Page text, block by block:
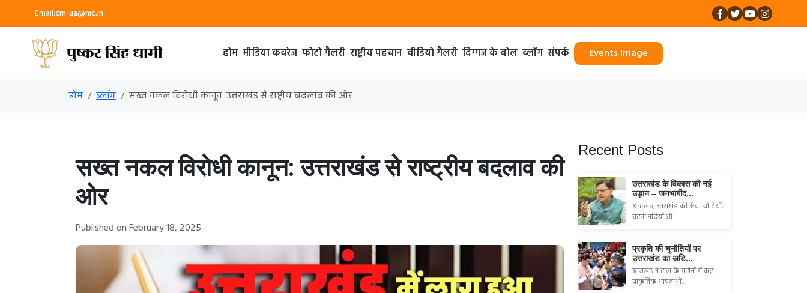
Email:cm-ua@nic.in
होम मीडिया कवरेज फोटो गैलरी राष्ट्रीय पहचान वीडियो गैलरी दिग्गज के बोल ब्लॉग संपर्क Events Image
होम ब्लॉग सख्त नकल विरोधी कानून: उत्तराखंड से राष्ट्रीय बदलाव की ओर
सख्त नकल विरोधी कानून: उत्तराखंड से राष्ट्रीय बदलाव की
ओर
Published on February 18, 2025
Recent Posts
उत्तराखंड के विकास की नई
उड़ान – जनभागीद...
&nbsp; उत्तराखंड की ऊँची चोटियाँ,
बहती नदियाँ औ...
प्रकृति की चुनौतियों पर
उत्तराखंड का अडि...
उत्तराखंड ने हाल के महीनों में कई
प्राकृतिक आपदाओं...